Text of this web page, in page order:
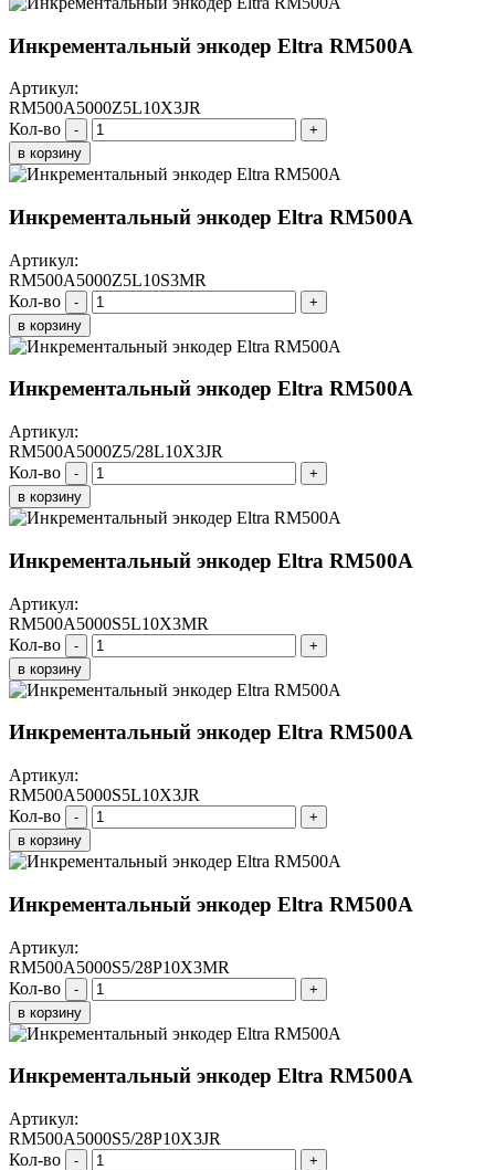
Инкрементальный энкодер Eltra RM500A
Артикул:
RM500A5000Z5L10X3JR
Кол-во
-
+
в корзину
Инкрементальный энкодер Eltra RM500A
Артикул:
RM500A5000Z5L10S3MR
Кол-во
-
+
в корзину
Инкрементальный энкодер Eltra RM500A
Артикул:
RM500A5000Z5/28L10X3JR
Кол-во
-
+
в корзину
Инкрементальный энкодер Eltra RM500A
Артикул:
RM500A5000S5L10X3MR
Кол-во
-
+
в корзину
Инкрементальный энкодер Eltra RM500A
Артикул:
RM500A5000S5L10X3JR
Кол-во
-
+
в корзину
Инкрементальный энкодер Eltra RM500A
Артикул:
RM500A5000S5/28P10X3MR
Кол-во
-
+
в корзину
Инкрементальный энкодер Eltra RM500A
Артикул:
RM500A5000S5/28P10X3JR
Кол-во
-
+